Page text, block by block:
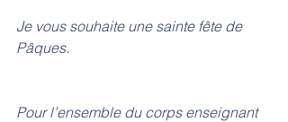
Je vous souhaite une sainte fête de
Pâques.
Pour l’ensemble du corps enseignant